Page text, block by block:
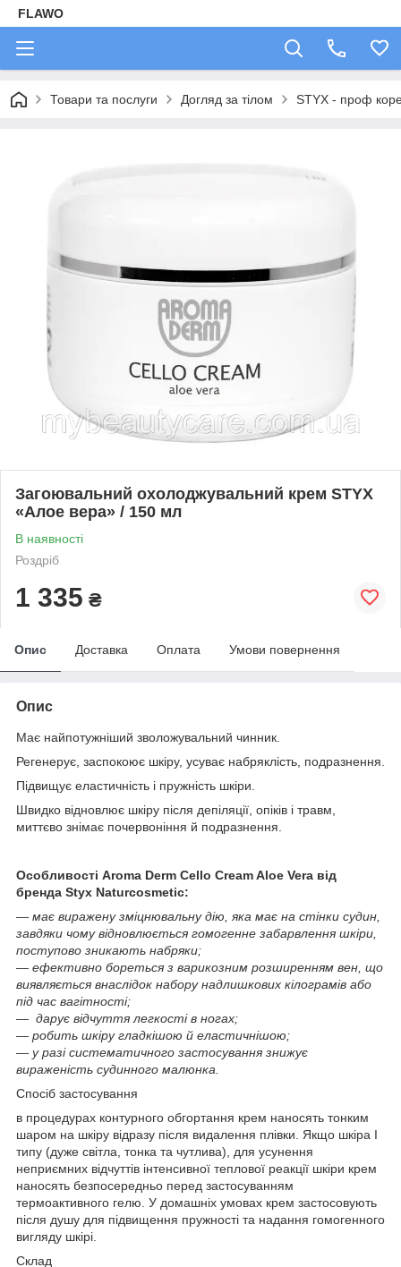
FLAWO
Товари та послуги Догляд за тілом STYX - проф
Загоювальний охолоджувальний крем STYX
«Алое вера» / 150 мл
В наявності
Роздріб
1 335 ₴
Опис Доставка Оплата Умови повернення
Опис
Має найпотужніший зволожувальний чинник.
Регенерує, заспокоює шкіру, усуває набряклість, подразнення.
Підвищує еластичність і пружність шкіри.
Швидко відновлює шкіру після депіляції, опіків і травм,
миттєво знімає почервоніння й подразнення.
Особливості Aroma Derm Cello Cream Aloe Vera від
бренда Styx Naturcosmetic:
— має виражену зміцнювальну дію, яка має на стінки судин,
завдяки чому відновлюється гомогенне забарвлення шкіри,
поступово зникають набряки;
— ефективно бореться з варикозним розширенням вен, що
виявляється внаслідок набору надлишкових кілограмів або
під час вагітності;
— дарує відчуття легкості в ногах;
— робить шкіру гладкішою й еластичнішою;
— у разі систематичного застосування знижує
вираженість судинного малюнка.
Спосіб застосування
в процедурах контурного обгортання крем наносять тонким
шаром на шкіру відразу після видалення плівки. Якщо шкіра I
типу (дуже світла, тонка та чутлива), для усунення
неприємних відчуттів інтенсивної теплової реакції шкіри крем
наносять безпосередньо перед застосуванням
термоактивного гелю. У домашніх умовах крем застосовують
після душу для підвищення пружності та надання гомогенного
вигляду шкірі.
Склад